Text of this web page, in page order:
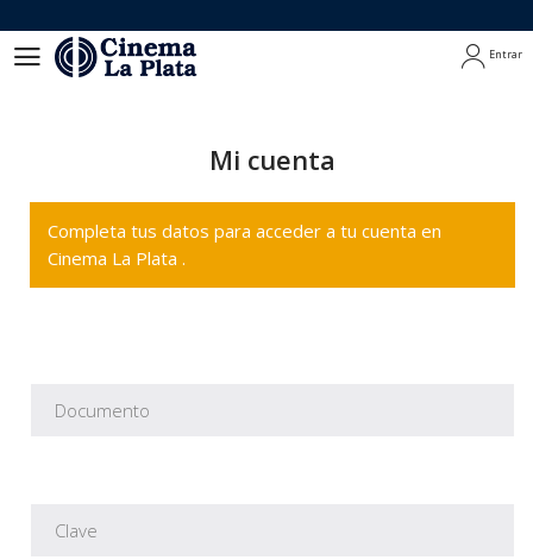
Entrar
Mi cuenta
Completa tus datos para acceder a tu cuenta en
Cinema La Plata .